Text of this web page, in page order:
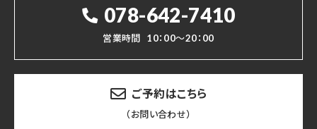
078-642-7410
営業時間 10：00～20：00
ご予約はこちら
（お問い合わせ）